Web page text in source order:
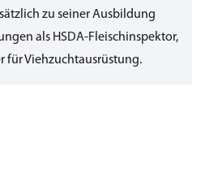
zu seiner Ausbildung
als HSDA-Fleischinspektor,
für Viehzuchtausrüstung.